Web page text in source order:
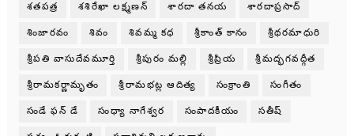
శతపత్ర శశిరేఖా లక్ష్మణన్ శారదా తనయ శారదాప్రసాద్
శింజారవం శివం శివమ్మ కధ శ్రీకాంత్ కానం శ్రీథరమాధురి
శ్రీపతి వాసుదేవమూర్తి శ్రీపురం మల్లి శ్రీప్రియ శ్రీమద్భగవద్గీత
శ్రీరామకర్ణామృతం శ్రీరామభట్ల ఆదిత్య సంక్రాంతి సంగీతం
సండే ఫన్ డే సంధ్యా నాగేశ్వర సంపాదకీయం సతీష్